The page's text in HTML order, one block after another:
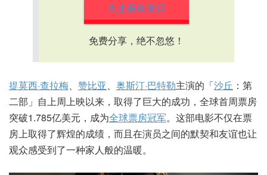
点击获取资源
免费分享，绝不忽悠！
提莫西·查拉梅、 赞比亚、 奥斯汀·巴特勒主演的「沙丘 ：第
二部」自上周上映以来，取得了巨大的成功，全球首周票房
突破1.785亿美元，成为全球票房冠军。这部电影不仅在票
房上取得了辉煌的成绩，而且在演员之间的默契和友谊也让
观众感受到了一种家人般的温暖。